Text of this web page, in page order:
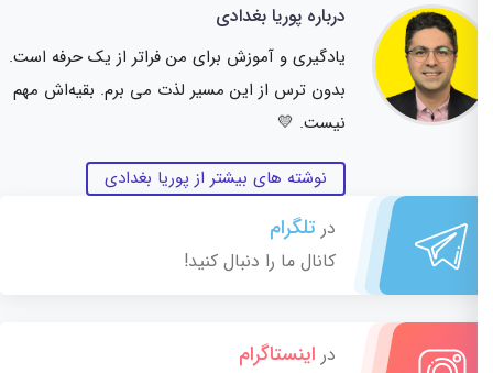
درباره پوریا بغدادی
یادگیری و آموزش برای من فراتر از یک حرفه است.
بدون ترس از این مسیر لذت می برم. بقیه‌اش مهم
نیست. 💛
نوشته های بیشتر از پوریا بغدادی
درتلگرام
کانال ما را دنبال کنید!
دراینستاگرام